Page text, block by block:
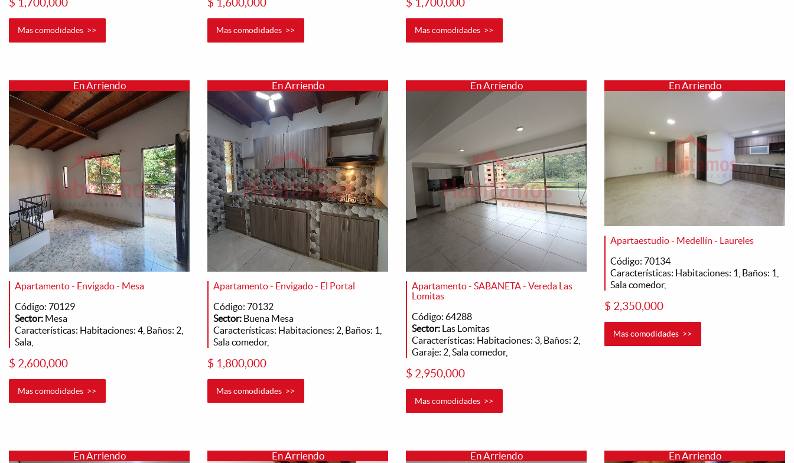
Mas comodidades >> Mas comodidades >> Mas comodidades >>
En Arriendo
Apartamento - Envigado - Mesa
Código: 70129
Sector: Mesa
Características: Habitaciones: 4, Baños: 2,
Sala,
$ 2,600,000
Mas comodidades >>
En Arriendo
Apartamento - Envigado - El Portal
Código: 70132
Sector: Buena Mesa
Características: Habitaciones: 2, Baños: 1,
Sala comedor,
$ 1,800,000
Mas comodidades >>
En Arriendo
Apartamento - SABANETA - Vereda Las
Lomitas
Código: 64288
Sector: Las Lomitas
Características: Habitaciones: 3, Baños: 2,
Garaje: 2, Sala comedor,
$ 2,950,000
Mas comodidades >>
En Arriendo
Apartaestudio - Medellín - Laureles
Código: 70134
Características: Habitaciones: 1, Baños: 1,
Sala comedor,
$ 2,350,000
Mas comodidades >>
En Arriendo En Arriendo En Arriendo En Arriendo